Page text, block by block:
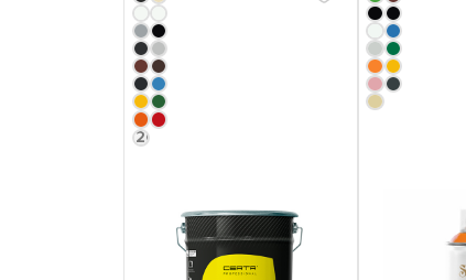
+20